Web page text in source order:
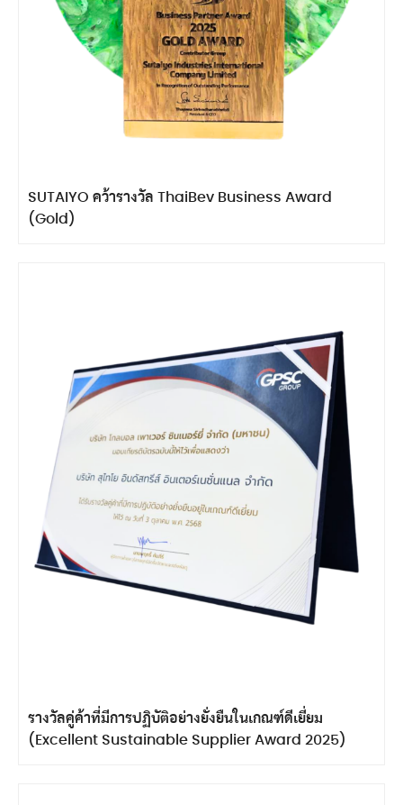
SUTAIYO คว้ารางวัล ThaiBev Business Award
(Gold)
รางวัลคู่ค้าที่มีการปฏิบัติอย่างยั่งยืนในเกณฑ์ดีเยี่ยม
(Excellent Sustainable Supplier Award 2025)